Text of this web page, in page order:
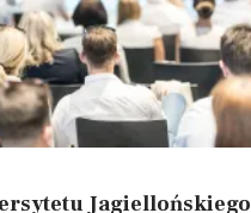
Jagiellońskiego